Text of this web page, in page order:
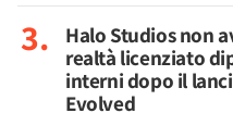
Halo Studios non
realtà licenziato
interni dopo il
Evolved